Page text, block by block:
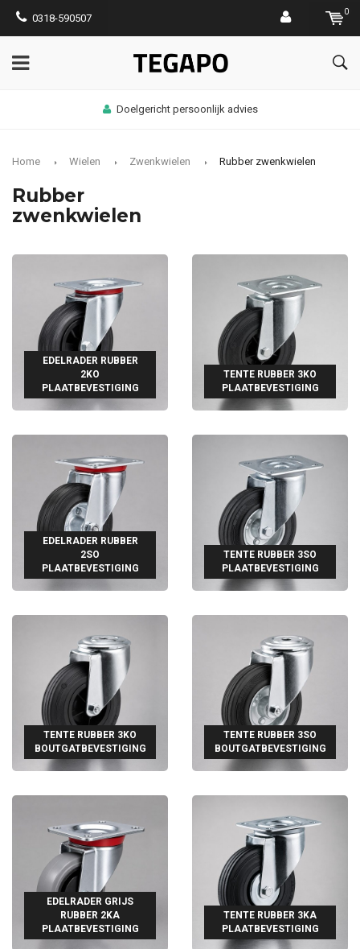
0318-590507
0
Doelgericht persoonlijk advies
Home Wielen Zwenkwielen Rubber zwenkwielen
Rubber
zwenkwielen
EDELRADER RUBBER
2KO
PLAATBEVESTIGING
TENTE RUBBER 3KO
PLAATBEVESTIGING
EDELRADER RUBBER
2SO
PLAATBEVESTIGING
TENTE RUBBER 3SO
PLAATBEVESTIGING
TENTE RUBBER 3KO
BOUTGATBEVESTIGING
TENTE RUBBER 3SO
BOUTGATBEVESTIGING
EDELRADER GRIJS
RUBBER 2KA
PLAATBEVESTIGING
TENTE RUBBER 3KA
PLAATBEVESTIGING